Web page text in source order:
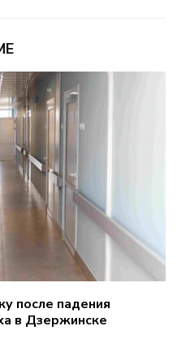
после падения
в Дзержинске